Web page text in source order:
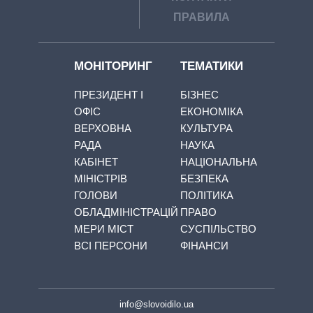
ПРАВИЛА
МОНІТОРИНГ
ПРЕЗИДЕНТ І
ОФІС
ВЕРХОВНА
РАДА
КАБІНЕТ
МІНІСТРІВ
ГОЛОВИ
ОБЛАДМІНІСТРАЦІЙ
МЕРИ МІСТ
ВСІ ПЕРСОНИ
ТЕМАТИКИ
БІЗНЕС
ЕКОНОМІКА
КУЛЬТУРА
НАУКА
НАЦІОНАЛЬНА
БЕЗПЕКА
ПОЛІТИКА
ПРАВО
СУСПІЛЬСТВО
ФІНАНСИ
info@slovoidilo.ua